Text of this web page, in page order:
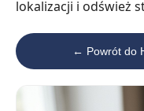
lokalizacji i odśwież
← Powrót do